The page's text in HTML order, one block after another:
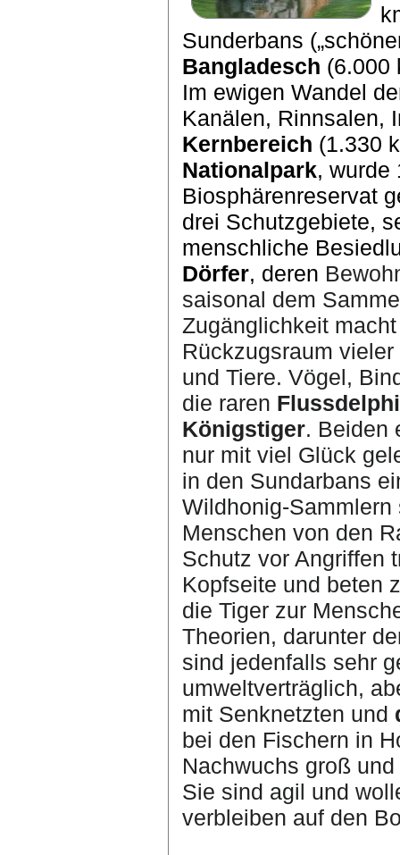
Sunderbans
Bangladesch (6.000
Im ewigen Wandel
Kanälen, Rinnsalen,
Kernbereich (1.330
Nationalpark, wurde
Biosphärenreservat
drei Schutzgebiete,
menschliche
Dörfer, deren
saisonal dem
Zugänglichkeit
Rückzugsraum
und Tiere. Vögel,
die raren
Königstiger. Beiden
nur mit viel Glück
in den Sundarbans
Wildhonig-
Menschen von den
Schutz vor Angriffen
Kopfseite und beten
die Tiger zur
Theorien, darunter
sind jedenfalls sehr
umweltverträglich,
mit Senknetzten und
bei den Fischern in
Nachwuchs groß
Sie sind agil und
verbleiben auf den